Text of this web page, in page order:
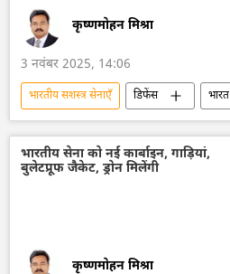
कृष्णमोहन मिश्रा
3 नवंबर 2025, 14:06
भारतीय सशस्‍त्र सेनाएँ डिफेंस
भारत
भारतीय सेना
भारतीय वायुसेना
भारतीय नौसेना
पाकिस्तान
सीमा सुरक्षा बल (बीएसएफ)/ BSF
भारतीय सेना को नई कार्बाइन, गाड़ियां,
बुलेटप्रूफ जैकेट, ड्रोन मिलेंगी
कृष्णमोहन मिश्रा